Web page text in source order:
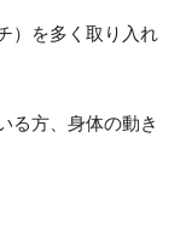
）を多く取り入れ
る方、身体の動き